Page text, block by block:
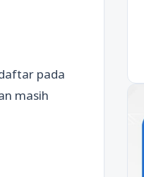
pada
masih